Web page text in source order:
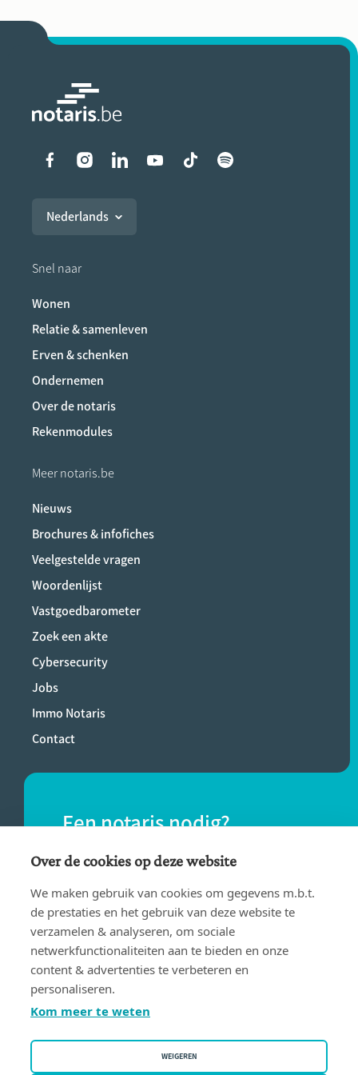
Liens vers les réseaux
Nederlands
Snel naar
Wonen
Relatie & samenleven
Erven & schenken
Ondernemen
Over de notaris
Rekenmodules
Meer notaris.be
Nieuws
Brochures & infofiches
Veelgestelde vragen
Woordenlijst
Vastgoedbarometer
Zoek een akte
Cybersecurity
Jobs
Immo Notaris
Contact
Een notaris nodig?
Vind eenvoudig een notaris bij jou in de
buurt.
VIND EEN NOTARIS
Gebruiksvoorwaarden
Over de cookies op deze website
We maken gebruik van cookies om gegevens m.b.t.
de prestaties en het gebruik van deze website te
verzamelen & analyseren, om sociale
netwerkfunctionaliteiten aan te bieden en onze
content & advertenties te verbeteren en
personaliseren.
Kom meer te weten
WEIGEREN